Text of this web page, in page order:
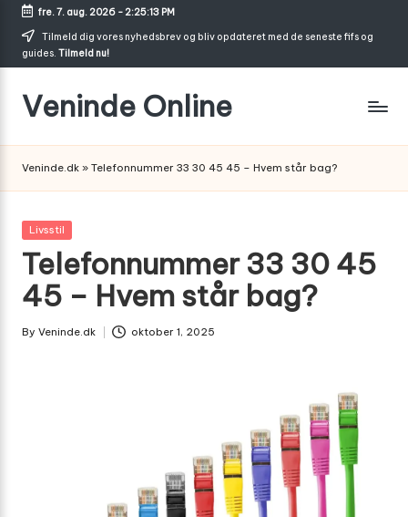
Skip
fre. 7. aug. 2026- 2:25:13 PM
Tilmeld dig vores nyhedsbrev og bliv opdateret med de seneste fifs og
guides. Tilmeld nu!
Veninde Online
inspiration
Veninde.dk » Telefonnummer 33 30 45 45 – Hvem står bag?
Posted
Livsstil
Telefonnummer 33 30 45
45 – Hvem står bag?
Posted
By Veninde.dk oktober 1, 2025